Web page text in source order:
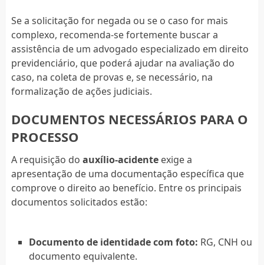
Se a solicitação for negada ou se o caso for mais
complexo, recomenda-se fortemente buscar a
assistência de um advogado especializado em direito
previdenciário, que poderá ajudar na avaliação do
caso, na coleta de provas e, se necessário, na
formalização de ações judiciais.
DOCUMENTOS NECESSÁRIOS PARA O
PROCESSO
A requisição do auxílio-acidenteexige a
apresentação de uma documentação específica que
comprove o direito ao benefício. Entre os principais
documentos solicitados estão:
Documento de identidade com foto: RG, CNH ou
documento equivalente.